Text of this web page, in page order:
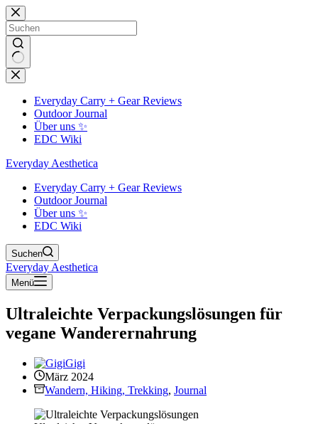
Zum
Inhalt
springen
Keine
Ergebnisse
Everyday Carry + Gear Reviews
Outdoor Journal
Über uns ✨
EDC Wiki
Everyday Aesthetica
Everyday Carry + Gear Reviews
Outdoor Journal
Über uns ✨
EDC Wiki
Suchen
Everyday Aesthetica
Menü
Ultraleichte Verpackungslösungen für
vegane Wanderernahrung
Gigi
März 2024
Wandern, Hiking, Trekking, Journal